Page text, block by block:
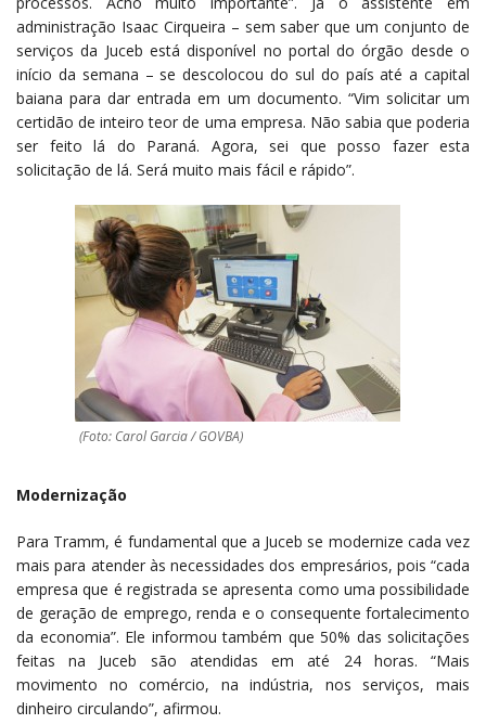
administração Isaac Cirqueira – sem saber que um conjunto de
serviços da Juceb está disponível no portal do órgão desde o
início da semana – se descolocou do sul do país até a capital
baiana para dar entrada em um documento. “Vim solicitar um
certidão de inteiro teor de uma empresa. Não sabia que poderia
ser feito lá do Paraná. Agora, sei que posso fazer esta
solicitação de lá. Será muito mais fácil e rápido”.
(Foto: Carol Garcia / GOVBA)
Modernização
Para Tramm, é fundamental que a Juceb se modernize cada vez
mais para atender às necessidades dos empresários, pois “cada
empresa que é registrada se apresenta como uma possibilidade
de geração de emprego, renda e o consequente fortalecimento
da economia”. Ele informou também que 50% das solicitações
feitas na Juceb são atendidas em até 24 horas. “Mais
movimento no comércio, na indústria, nos serviços, mais
dinheiro circulando”, afirmou.